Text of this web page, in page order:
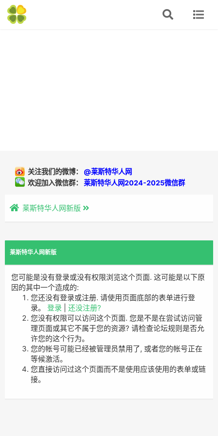
关注我们的微博： @莱斯特华人网
欢迎加入微信群： 莱斯特华人网2024-2025微信群
莱斯特华人网新版
莱斯特华人网新版
您可能是没有登录或没有权限浏览这个页面. 这可能是以下原
因的其中一个造成的:
您还没有登录或注册. 请使用页面底部的表单进行登
录。 登录
还没注册?
您没有权限可以访问这个页面. 您是不是在尝试访问管
理页面或其它不属于您的资源? 请检查论坛规则是否允
许您的这个行为。
您的帐号可能已经被管理员禁用了, 或者您的帐号正在
等候激活。
您直接访问过这个页面而不是使用应该使用的表单或链
接。